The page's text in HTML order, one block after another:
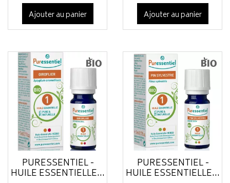
Ajouter au panier Ajouter au panier
PURESSENTIEL -
HUILE ESSENTIELLE...
PURESSENTIEL -
HUILE ESSENTIELLE...